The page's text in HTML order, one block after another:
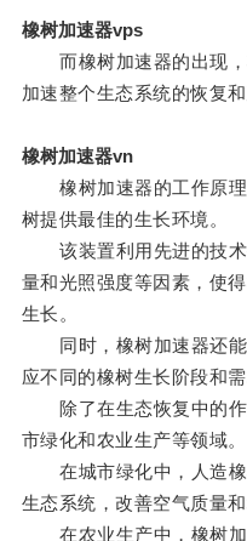
橡树加速器vps
而橡树加速器的出现，
加速整个生态系统的恢复和
橡树加速器vn
橡树加速器的工作原理
树提供最佳的生长环境。
该装置利用先进的技术
量和光照强度等因素，使
生长。
同时，橡树加速器还能
应不同的橡树生长阶段和需
除了在生态恢复中的作
市绿化和农业生产等领域。
在城市绿化中，人造橡
生态系统，改善空气质量和
在农业生产中，橡树加